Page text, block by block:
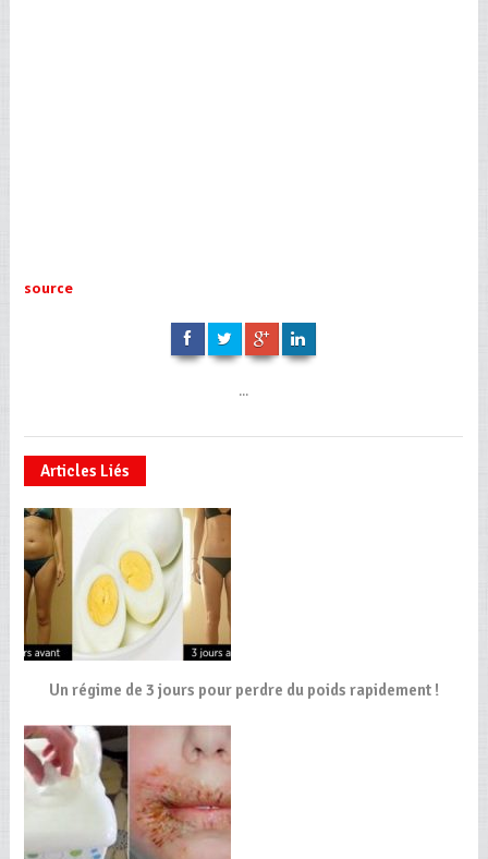
source
...
Articles Liés
Un régime de 3 jours pour perdre du poids rapidement !